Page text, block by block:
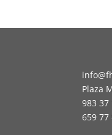
Plaza
983 37
659 77